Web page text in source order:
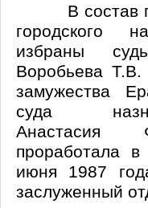
В состав
городского
избраны
Воробьева
замужества
суда
Анастасия
проработала
июня 1987
заслуженный